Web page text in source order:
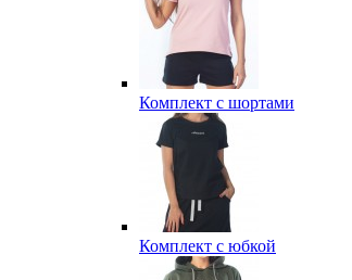
Комплект с шортами
Комплект с юбкой